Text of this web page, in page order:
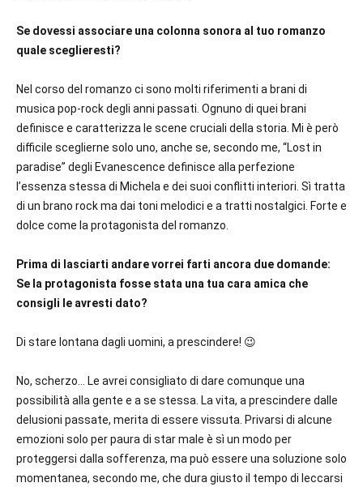
Se dovessi associare una colonna sonora al tuo romanzo
quale sceglieresti?
Nel corso del romanzo ci sono molti riferimenti a brani di
musica pop-rock degli anni passati. Ognuno di quei brani
definisce e caratterizza le scene cruciali della storia. Mi è però
difficile sceglierne solo uno, anche se, secondo me, “Lost in
paradise” degli Evanescence definisce alla perfezione
l’essenza stessa di Michela e dei suoi conflitti interiori. Sì tratta
di un brano rock ma dai toni melodici e a tratti nostalgici. Forte e
dolce come la protagonista del romanzo.
Prima di lasciarti andare vorrei farti ancora due domande:
Se la protagonista fosse stata una tua cara amica che
consigli le avresti dato?
Di stare lontana dagli uomini, a prescindere! 😉
No, scherzo… Le avrei consigliato di dare comunque una
possibilità alla gente e a se stessa. La vita, a prescindere dalle
delusioni passate, merita di essere vissuta. Privarsi di alcune
emozioni solo per paura di star male è sì un modo per
proteggersi dalla sofferenza, ma può essere una soluzione solo
momentanea, secondo me, che dura giusto il tempo di leccarsi